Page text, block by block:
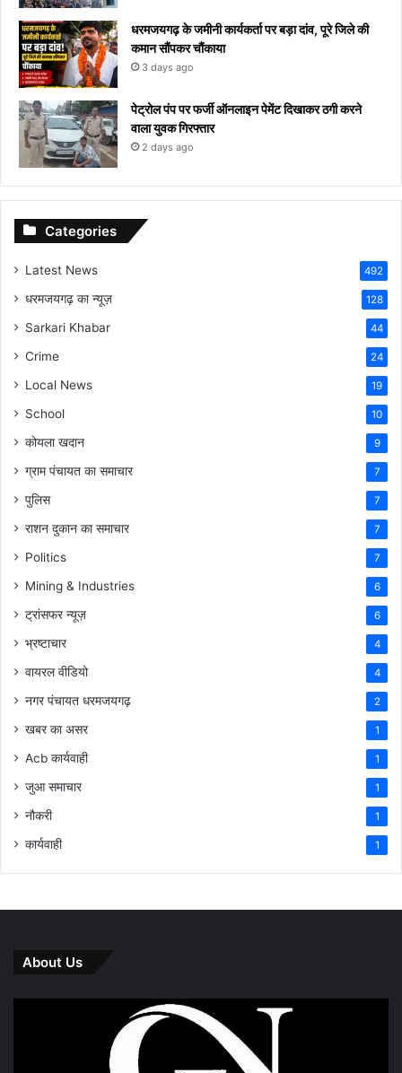
धरमजयगढ़ के जमीनी कार्यकर्ता पर बड़ा दांव, पूरे जिले की
कमान सौंपकर चौंकाया
3 days ago
पेट्रोल पंप पर फर्जी ऑनलाइन पेमेंट दिखाकर ठगी करने
वाला युवक गिरफ्तार
2 days ago
Categories
Latest News 492
धरमजयगढ़ का न्यूज़ 128
Sarkari Khabar 44
Crime 24
Local News 19
School 10
कोयला खदान 9
ग्राम पंचायत का समाचार 7
पुलिस 7
राशन दुकान का समाचार 7
Politics 7
Mining & Industries 6
ट्रांसफर न्यूज़ 6
भ्रष्टाचार 4
वायरल वीडियो 4
नगर पंचायत धरमजयगढ़ 2
खबर का असर 1
Acb कार्यवाही 1
जुआ समाचार 1
नौकरी 1
कार्यवाही 1
About Us